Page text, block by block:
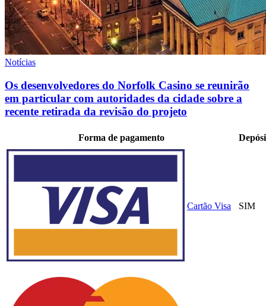
Notícias
Os desenvolvedores do Norfolk Casino se reunirão
em particular com autoridades da cidade sobre a
recente retirada da revisão do projeto
Forma de pagamento
Cartão Visa SIM